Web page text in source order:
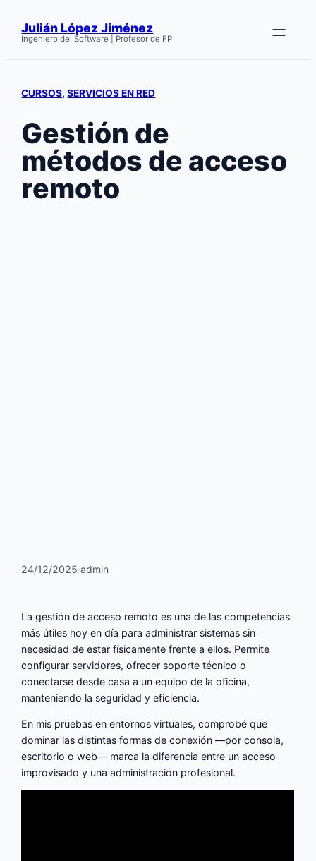
contenido
Julián López Jiménez
Ingeniero del Software | Profesor de FP
CURSOS, SERVICIOS EN RED
Gestión de
métodos de acceso
remoto
24/12/2025·admin
La gestión de acceso remoto es una de las competencias
más útiles hoy en día para administrar sistemas sin
necesidad de estar físicamente frente a ellos. Permite
configurar servidores, ofrecer soporte técnico o
conectarse desde casa a un equipo de la oficina,
manteniendo la seguridad y eficiencia.
En mis pruebas en entornos virtuales, comprobé que
dominar las distintas formas de conexión —por consola,
escritorio o web— marca la diferencia entre un acceso
improvisado y una administración profesional.